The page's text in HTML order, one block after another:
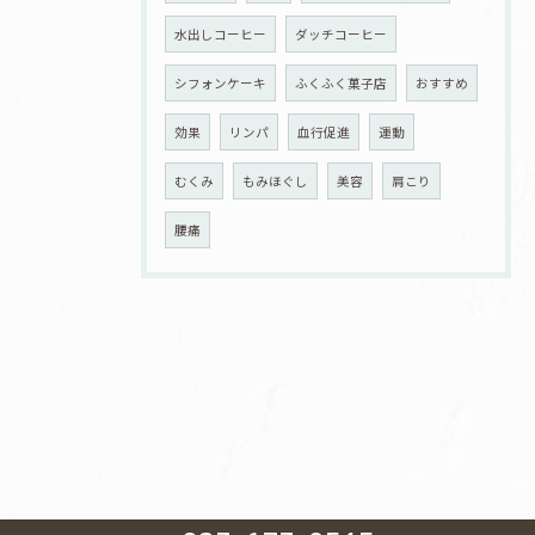
水出しコーヒー ダッチコーヒー
シフォンケーキ ふくふく菓子店 おすすめ
効果 リンパ 血行促進 運動
むくみ もみほぐし 美容 肩こり
腰痛